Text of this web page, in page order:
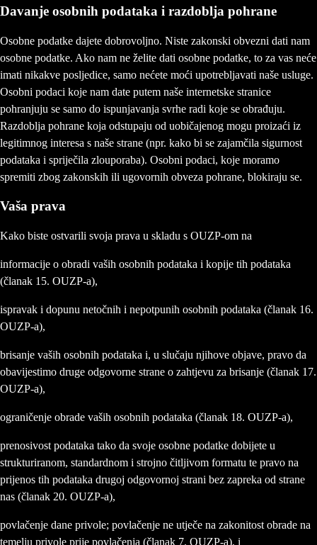
Davanje osobnih podataka i razdoblja pohrane
Osobne podatke dajete dobrovoljno. Niste zakonski obvezni dati nam
osobne podatke. Ako nam ne želite dati osobne podatke, to za vas neće
imati nikakve posljedice, samo nećete moći upotrebljavati naše usluge.
Osobni podaci koje nam date putem naše internetske stranice
pohranjuju se samo do ispunjavanja svrhe radi koje se obrađuju.
Razdoblja pohrane koja odstupaju od uobičajenog mogu proizaći iz
legitimnog interesa s naše strane (npr. kako bi se zajamčila sigurnost
podataka i spriječila zlouporaba). Osobni podaci, koje moramo
spremiti zbog zakonskih ili ugovornih obveza pohrane, blokiraju se.
Vaša prava
Kako biste ostvarili svoja prava u skladu s OUZP-om na
informacije o obradi vaših osobnih podataka i kopije tih podataka
(članak 15. OUZP-a),
ispravak i dopunu netočnih i nepotpunih osobnih podataka (članak 16.
OUZP-a),
brisanje vaših osobnih podataka i, u slučaju njihove objave, pravo da
obavijestimo druge odgovorne strane o zahtjevu za brisanje (članak 17.
OUZP-a),
ograničenje obrade vaših osobnih podataka (članak 18. OUZP-a),
prenosivost podataka tako da svoje osobne podatke dobijete u
strukturiranom, standardnom i strojno čitljivom formatu te pravo na
prijenos tih podataka drugoj odgovornoj strani bez zapreka od strane
nas (članak 20. OUZP-a),
povlačenje dane privole; povlačenje ne utječe na zakonitost obrade na
temelju privole prije povlačenja (članak 7. OUZP-a), i